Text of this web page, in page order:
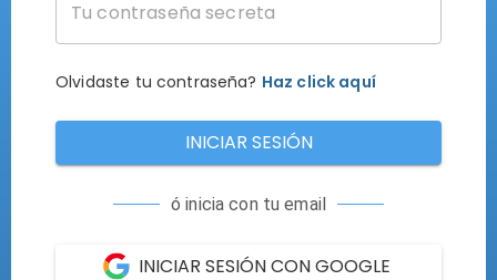
Olvidaste tu contraseña? Haz click aquí
INICIAR SESIÓN
ó inicia con tu email
INICIAR SESIÓN CON GOOGLE